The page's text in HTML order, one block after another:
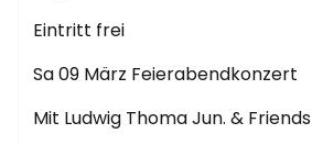
Eintritt frei
Sa 09 März Feierabendkonzert
Mit Ludwig Thoma Jun. & Friends